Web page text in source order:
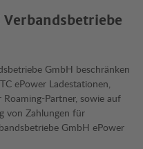
GmbH beschränken
ePower Ladestationen,
Partner, sowie auf
von Zahlungen für
GmbH ePower